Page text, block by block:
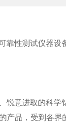
性测试仪器设
意进取的科学
产品，受到各